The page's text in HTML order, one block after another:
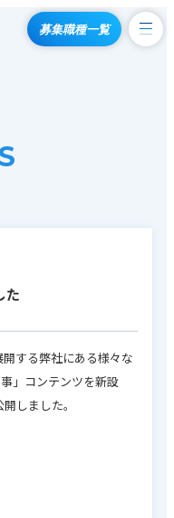
募集職種一覧
た
する弊社にある様々な
」コンテンツを新設
しました。